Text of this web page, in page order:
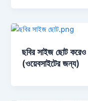
ছবির সাইজ ছোট করেও
(ওয়েবসাইটের জন্য)